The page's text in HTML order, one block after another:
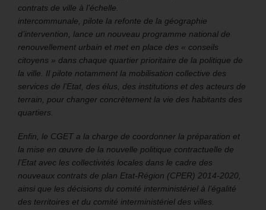
contrats de ville à l’échelle.
intercommunale, pilote la refonte de la géographie
d’intervention, lance un nouveau programme national de
renouvellement urbain et met en place des « conseils
citoyens » dans chaque quartier prioritaire de la politique de
la ville. Il pilote notamment la mobilisation collective des
services de l’Etat, des élus, des institutions et des acteurs de
terrain, pour changer concrètement la vie des habitants des
quartiers.
Enfin, le CGET a la charge de coordonner la préparation et
la mise en œuvre de la nouvelle politique contractuelle de
l’Etat avec les collectivités locales dans le cadre des
nouveaux contrats de plan Etat-Région (CPER) 2014-2020,
ainsi que les décisions du comité interministériel à l’égalité
des territoires et du comité interministériel des villes.